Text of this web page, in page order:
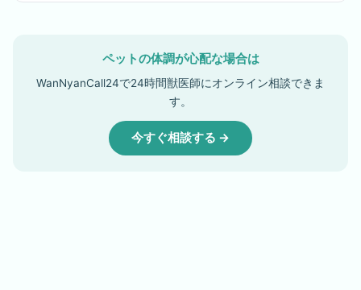
ペットの体調が心配な場合は
WanNyanCall24で24時間獣医師にオンライン相談できま
す。
今すぐ相談する →